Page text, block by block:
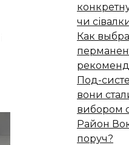
чи
Как
Под-
вони
вибором
Район
поруч?